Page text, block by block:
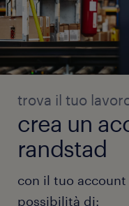
trova il tuo
crea un
randstad
con il tuo
possibilità di: